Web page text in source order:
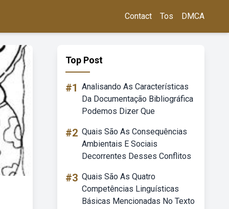
Contact Tos DMCA
Top Post
#1 Analisando As Características
Da Documentação Bibliográfica
Podemos Dizer Que
#2 Quais São As Consequências
Ambientais E Sociais
Decorrentes Desses Conflitos
#3 Quais São As Quatro
Competências Linguísticas
Básicas Mencionadas No Texto